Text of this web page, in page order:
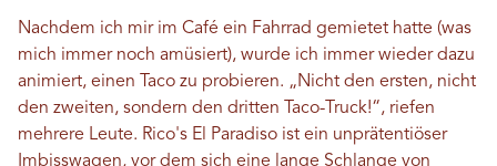
Nachdem ich mir im Café ein Fahrrad gemietet hatte (was
mich immer noch amüsiert), wurde ich immer wieder dazu
animiert, einen Taco zu probieren. „Nicht den ersten, nicht
den zweiten, sondern den dritten Taco-Truck!“, riefen
mehrere Leute. Rico's El Paradiso ist ein unprätentiöser
Imbisswagen, vor dem sich eine lange Schlange von